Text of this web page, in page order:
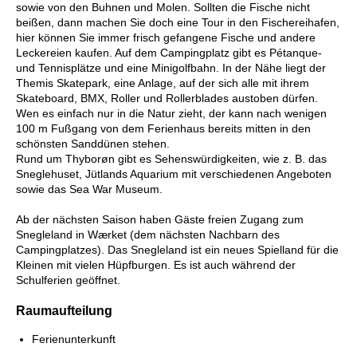
sowie von den Buhnen und Molen. Sollten die Fische nicht
beißen, dann machen Sie doch eine Tour in den Fischereihafen,
hier können Sie immer frisch gefangene Fische und andere
Leckereien kaufen. Auf dem Campingplatz gibt es Pétanque-
und Tennisplätze und eine Minigolfbahn. In der Nähe liegt der
Themis Skatepark, eine Anlage, auf der sich alle mit ihrem
Skateboard, BMX, Roller und Rollerblades austoben dürfen.
Wen es einfach nur in die Natur zieht, der kann nach wenigen
100 m Fußgang von dem Ferienhaus bereits mitten in den
schönsten Sanddünen stehen.
Rund um Thyborøn gibt es Sehenswürdigkeiten, wie z. B. das
Sneglehuset, Jütlands Aquarium mit verschiedenen Angeboten
sowie das Sea War Museum.
Ab der nächsten Saison haben Gäste freien Zugang zum
Snegleland in Wærket (dem nächsten Nachbarn des
Campingplatzes). Das Snegleland ist ein neues Spielland für die
Kleinen mit vielen Hüpfburgen. Es ist auch während der
Schulferien geöffnet.
Raumaufteilung
Ferienunterkunft